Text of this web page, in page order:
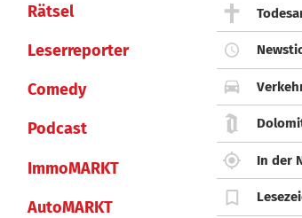
Rätsel
Leserreporter
Comedy
Podcast
ImmoMARKT
AutoMARKT
In der